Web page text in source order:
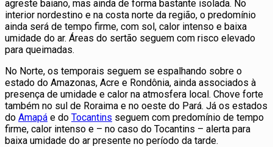
agreste baiano, mas ainda de forma bastante isolada. No
interior nordestino e na costa norte da região, o predomínio
ainda será de tempo firme, com sol, calor intenso e baixa
umidade do ar. Áreas do sertão seguem com risco elevado
para queimadas.
No Norte, os temporais seguem se espalhando sobre o
estado do Amazonas, Acre e Rondônia, ainda associados à
presença de umidade e calor na atmosfera local. Chove forte
também no sul de Roraima e no oeste do Pará. Já os estados
do Amapá e do Tocantins seguem com predomínio de tempo
firme, calor intenso e – no caso do Tocantins – alerta para
baixa umidade do ar presente no período da tarde.